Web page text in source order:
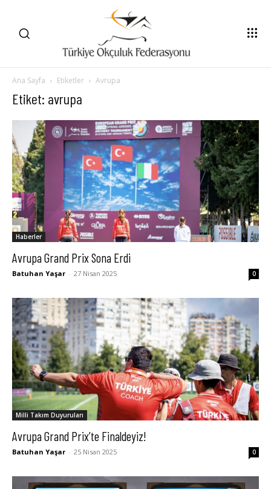
Ana Sayfa Etiketler Avrupa
Etiket: avrupa
Haberler
Avrupa Grand Prix Sona Erdi
Batuhan Yaşar - 27 Nisan 2025 0
Milli Takım Duyuruları
Avrupa Grand Prix’te Finaldeyiz!
Batuhan Yaşar - 25 Nisan 2025 0